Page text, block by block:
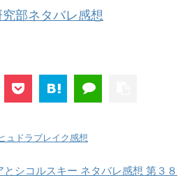
部ネタバレ感想
ュドラブレイク感想
シコルスキー ネタバレ感想 第３８